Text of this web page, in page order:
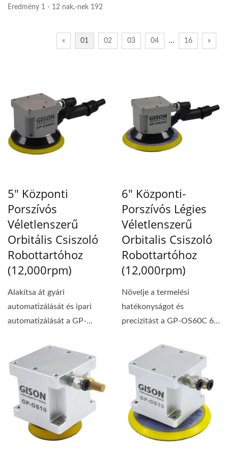
Eredmény 1 - 12 nak,-nek 192
« 01 02 03 04 … 16 »
5" Központi
Porszívós
Véletlenszerű
Orbitális Csiszoló
Robottartóhoz
(12,000rpm)
Alakítsa át gyári
automatizálását és ipari
automatizálását a GP-
6" Központi-
Porszívós Légies
Véletlenszerű
Orbitalis Csiszoló
Robottartóhoz
(12,000rpm)
Növelje a termelési
hatékonyságot és
precizitást a GP-OS60C 6"